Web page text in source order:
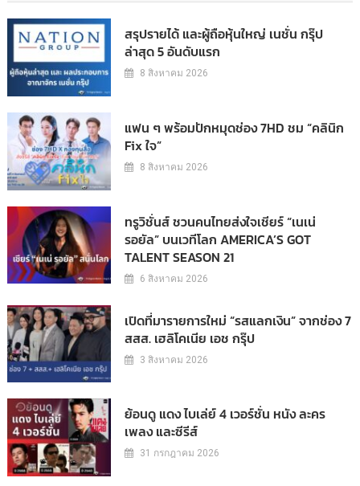
สรุปรายได้ และผู้ถือหุ้นใหญ่ เนชั่น กรุ๊ป
ล่าสุด 5 อันดับแรก
8 สิงหาคม 2026
แฟน ๆ พร้อมปักหมุดช่อง 7HD ชม “คลินิก
Fix ใจ”
8 สิงหาคม 2026
ทรูวิชั่นส์ ชวนคนไทยส่งใจเชียร์ “เนเน่
รอยัล” บนเวทีโลก AMERICA’S GOT
TALENT SEASON 21
6 สิงหาคม 2026
เปิดที่มารายการใหม่ “รสแลกเงิน” จากช่อง 7
สสส. เฮลิโคเนีย เอช กรุ๊ป
3 สิงหาคม 2026
ย้อนดู แดง ไบเล่ย์ 4 เวอร์ชั่น หนัง ละคร
เพลง และซีรีส์
31 กรกฎาคม 2026